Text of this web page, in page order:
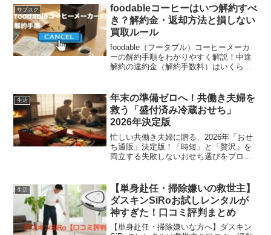
ト・デメリット、月額料金のコスパまで
解説します。自宅で本格コーヒーを楽し
みたい方は必見です。
サブスク
foodableコーヒーはいつ解約すべ
き？解約金・返却方法と損しない
買取ルール
foodable（フータブル）コーヒーメーカ
ーの解約手順をわかりやすく解説！中途
解約の違約金（解約手数料）はいくら？
ました。解約前に知っておきたい注意点
をチェックして、スムーズに手続きを進
めましょう。
生活
年末の準備ゼロへ！共働き夫婦を
救う「盛付済み冷蔵おせち」
2026年決定版
忙しい共働き夫婦に贈る、2026年「おせ
ち通販」決定版！「時短」と「贅沢」を
両立する失敗しないおせち選びをプロが
末の準備から解放される賢いお取り寄せ
方法をご紹介。今年の正月は家族みんな
でゆっくり過ごしましょう。
生活
【単身赴任・掃除嫌いの救世主】
ダスキンSiRoお試しレンタルが
神すぎた！口コミ評判まとめ
【単身赴任・掃除嫌いな方へ】ダスキン